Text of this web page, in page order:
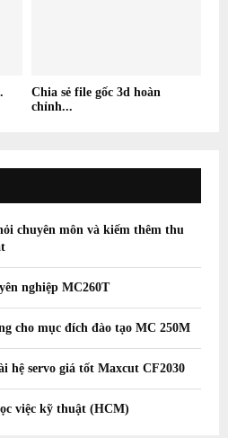
Chia sẻ file gốc 3d hoàn
chỉnh...
chuyên môn và kiếm thêm thu
nghiệp MC260T
cho mục đích đào tạo MC 250M
hệ servo giá tốt Maxcut CF2030
việc kỹ thuật (HCM)